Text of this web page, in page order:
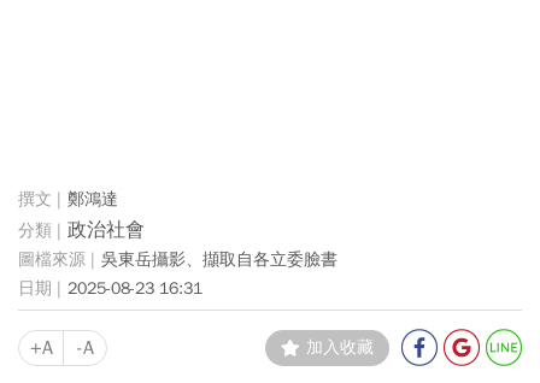
鄭鴻達
政治社會
吳東岳攝影、擷取自各立委臉書
2025-08-23 16:31
+A -A 加入收藏